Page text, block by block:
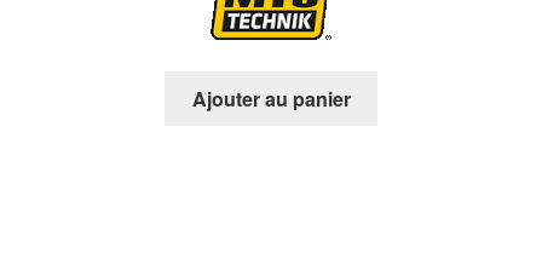
Ajouter au panier